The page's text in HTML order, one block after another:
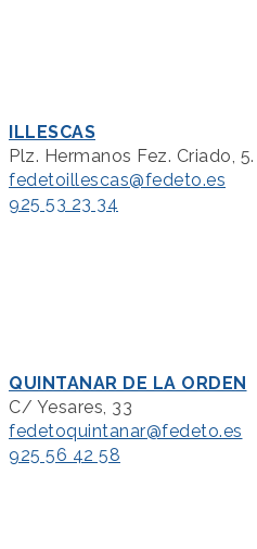
ILLESCAS
Plz. Hermanos Fez. Criado, 5.
fedetoillescas@fedeto.es
925 53 23 34
QUINTANAR DE LA ORDEN
C/ Yesares, 33
fedetoquintanar@fedeto.es
925 56 42 58